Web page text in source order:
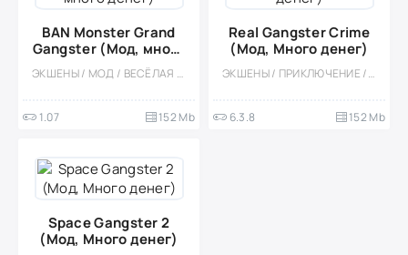
BAN Monster Grand
Gangster (Мод, много
денег)
ЭКШЕНЫ / МОД / ВЕСЁЛАЯ / ОДНОПОЛЬЗОВАТЕЛЬСКИЕ / ОФЛАЙН / 3D / ОТКРЫТЫЙ МИР / МОНСТРЫ
1.07 152 Mb
Real Gangster Crime
(Мод, Много денег)
ЭКШЕНЫ / ПРИКЛЮЧЕНИЕ / КАЗУАЛЬНЫЕ / ОДНОПОЛЬЗОВАТЕЛЬСКИЕ / СТИЛИЗАЦИЯ / ОФЛАЙН / 3D / ОТКРЫТЫЙ МИР / СИМУЛЯТОРЫ / РОЛЕВЫЕ / МОД
6.3.8 152 Mb
Space Gangster 2
(Мод, Много денег)